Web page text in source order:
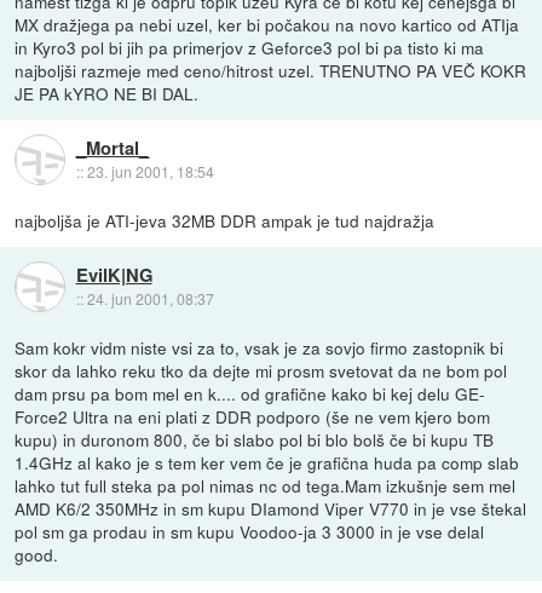
MX dražjega pa nebi uzel, ker bi počakou na novo kartico od ATIja
in Kyro3 pol bi jih pa primerjov z Geforce3 pol bi pa tisto ki ma
najboljši razmeje med ceno/hitrost uzel. TRENUTNO PA VEČ KOKR
JE PA kYRO NE BI DAL.
_Mortal_
::23. jun 2001, 18:54
najboljša je ATI-jeva 32MB DDR ampak je tud najdražja
EvilK|NG
::24. jun 2001, 08:37
Sam kokr vidm niste vsi za to, vsak je za sovjo firmo zastopnik bi
skor da lahko reku tko da dejte mi prosm svetovat da ne bom pol
dam prsu pa bom mel en k.... od grafične kako bi kej delu GE-
Force2 Ultra na eni plati z DDR podporo (še ne vem kjero bom
kupu) in duronom 800, če bi slabo pol bi blo bolš če bi kupu TB
1.4GHz al kako je s tem ker vem če je grafična huda pa comp slab
lahko tut full steka pa pol nimas nc od tega.Mam izkušnje sem mel
AMD K6/2 350MHz in sm kupu DIamond Viper V770 in je vse štekal
pol sm ga prodau in sm kupu Voodoo-ja 3 3000 in je vse delal
good.